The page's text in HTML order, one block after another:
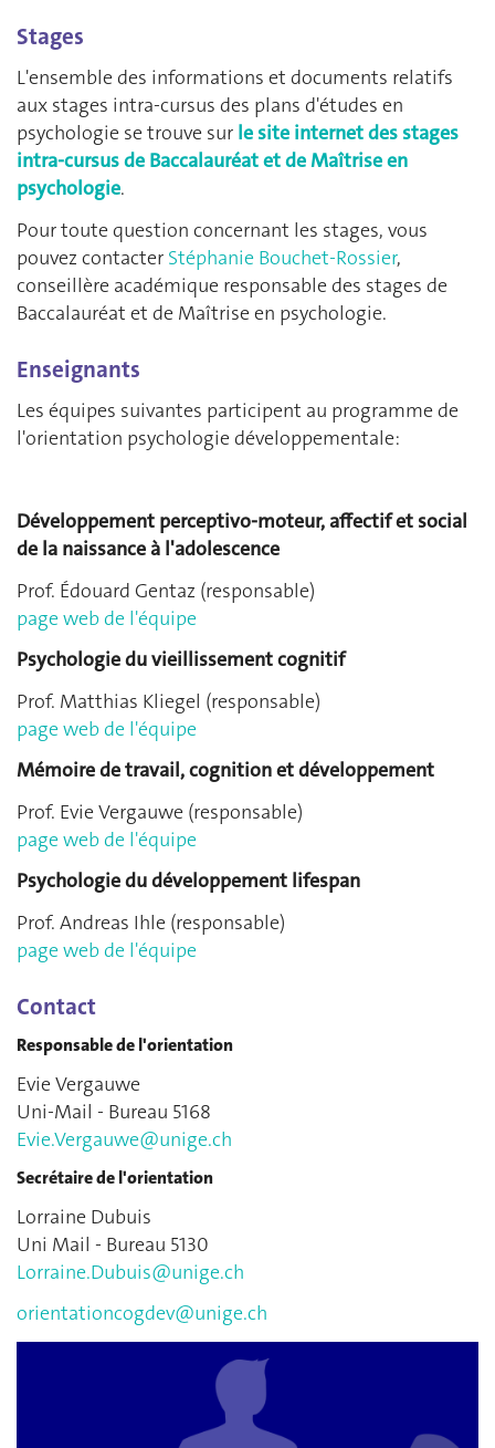
Stages
L'ensemble des informations et documents relatifs
aux stages intra-cursus des plans d'études en
psychologie se trouve sur le site internet des stages
intra-cursus de Baccalauréat et de Maîtrise en
psychologie.
Pour toute question concernant les stages, vous
pouvez contacter Stéphanie Bouchet-Rossier,
conseillère académique responsable des stages de
Baccalauréat et de Maîtrise en psychologie.
Enseignants
Les équipes suivantes participent au programme de
l'orientation psychologie développementale:
Développement perceptivo-moteur, affectif et social
de la naissance à l'adolescence
Prof. Édouard Gentaz (responsable)
page web de l'équipe
Psychologie du vieillissement cognitif
Prof. Matthias Kliegel (responsable)
page web de l'équipe
Mémoire de travail, cognition et développement
Prof. Evie Vergauwe (responsable)
page web de l'équipe
Psychologie du développement lifespan
Prof. Andreas Ihle (responsable)
page web de l'équipe
Contact
Responsable de l'orientation
Evie Vergauwe
Uni-Mail - Bureau 5168
Evie.Vergauwe@unige.ch
Secrétaire de l'orientation
Lorraine Dubuis
Uni Mail - Bureau 5130
Lorraine.Dubuis@unige.ch
orientationcogdev@unige.ch